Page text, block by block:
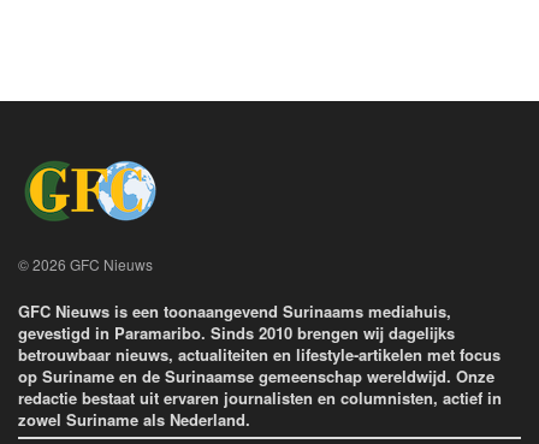
© 2026 GFC Nieuws
GFC Nieuws is een toonaangevend Surinaams mediahuis,
gevestigd in Paramaribo. Sinds 2010 brengen wij dagelijks
betrouwbaar nieuws, actualiteiten en lifestyle-artikelen met focus
op Suriname en de Surinaamse gemeenschap wereldwijd. Onze
redactie bestaat uit ervaren journalisten en columnisten, actief in
zowel Suriname als Nederland.